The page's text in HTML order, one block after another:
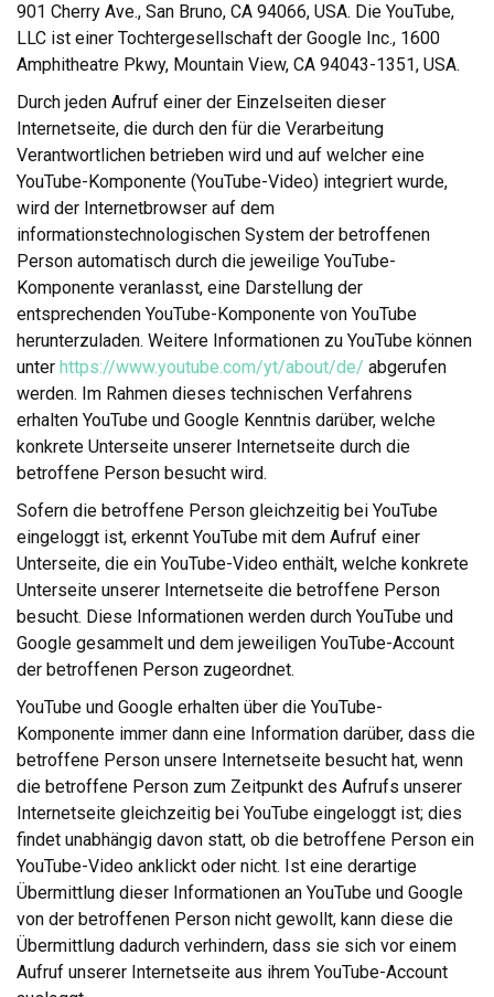
901 Cherry Ave., San Bruno, CA 94066, USA. Die YouTube,
LLC ist einer Tochtergesellschaft der Google Inc., 1600
Amphitheatre Pkwy, Mountain View, CA 94043-1351, USA.
Durch jeden Aufruf einer der Einzelseiten dieser
Internetseite, die durch den für die Verarbeitung
Verantwortlichen betrieben wird und auf welcher eine
YouTube-Komponente (YouTube-Video) integriert wurde,
wird der Internetbrowser auf dem
informationstechnologischen System der betroffenen
Person automatisch durch die jeweilige YouTube-
Komponente veranlasst, eine Darstellung der
entsprechenden YouTube-Komponente von YouTube
herunterzuladen. Weitere Informationen zu YouTube können
unter https://www.youtube.com/yt/about/de/ abgerufen
werden. Im Rahmen dieses technischen Verfahrens
erhalten YouTube und Google Kenntnis darüber, welche
konkrete Unterseite unserer Internetseite durch die
betroffene Person besucht wird.
Sofern die betroffene Person gleichzeitig bei YouTube
eingeloggt ist, erkennt YouTube mit dem Aufruf einer
Unterseite, die ein YouTube-Video enthält, welche konkrete
Unterseite unserer Internetseite die betroffene Person
besucht. Diese Informationen werden durch YouTube und
Google gesammelt und dem jeweiligen YouTube-Account
der betroffenen Person zugeordnet.
YouTube und Google erhalten über die YouTube-
Komponente immer dann eine Information darüber, dass die
betroffene Person unsere Internetseite besucht hat, wenn
die betroffene Person zum Zeitpunkt des Aufrufs unserer
Internetseite gleichzeitig bei YouTube eingeloggt ist; dies
findet unabhängig davon statt, ob die betroffene Person ein
YouTube-Video anklickt oder nicht. Ist eine derartige
Übermittlung dieser Informationen an YouTube und Google
von der betroffenen Person nicht gewollt, kann diese die
Übermittlung dadurch verhindern, dass sie sich vor einem
Aufruf unserer Internetseite aus ihrem YouTube-Account